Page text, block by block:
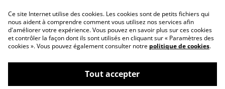
Politique de
confidentialité
Politique de cookies
Ce site Internet utilise des cookies. Les cookies sont de petits fichiers qui
nous aident à comprendre comment vous utilisez nos services afin
d'améliorer votre expérience. Vous pouvez en savoir plus sur ces cookies
et contrôler la façon dont ils sont utilisés en cliquant sur « Paramètres des
cookies ». Vous pouvez également consulter notre politique de cookies.
Tout accepter